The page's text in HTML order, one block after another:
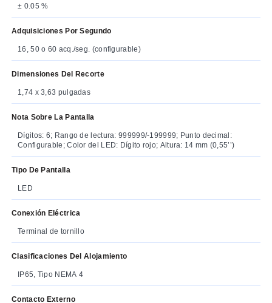
± 0.05 %
Adquisiciones Por Segundo
16, 50 o 60 acq./seg. (configurable)
Dimensiones Del Recorte
1,74 x 3,63 pulgadas
Nota Sobre La Pantalla
Dígitos: 6; Rango de lectura: 999999/-199999; Punto decimal:
Configurable; Color del LED: Dígito rojo; Altura: 14 mm (0,55’’)
Tipo De Pantalla
LED
Conexión Eléctrica
Terminal de tornillo
Clasificaciones Del Alojamiento
IP65, Tipo NEMA 4
Contacto Externo